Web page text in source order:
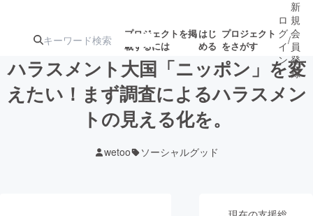
プロジェクトを掲
載するには
はじ
める
プロジェクト
をさがす
注目のリ 注目の新着プロ募集終了が近いプ
ロジェクト
ロ
グ
イ
ン
/
新
規
会
員
登
録
ハラスメント大国「ニッポン」を変
えたい！まず調査によるハラスメン
トの見える化を。
wetoo ソーシャルグッド